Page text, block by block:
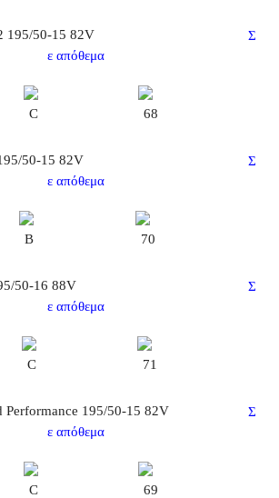
195/50-15 82V
Σ
ε απόθεμα
C 68
50-15 82V
Σ
ε απόθεμα
B 70
50-16 88V
Σ
ε απόθεμα
C 71
Performance 195/50-15 82V
Σ
ε απόθεμα
C 69